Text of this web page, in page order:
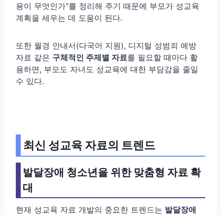
용이 무엇인가"를 정리해 주기 때문에 부모가 성교육
계획을 세우는 데 도움이 된다.
또한 월경 안내서(다국어 지원), 디지털 성범죄 예방
자료 같은 구체적인 주제별 자료를 필요할 때마다 활
용하면, 부모도 자녀도 성교육에 대한 부담감을 줄일
수 있다.
최신 성교육 자료의 트렌드
발달장애 청소년을 위한 맞춤형 자료 확
대
현재 성교육 자료 개발의 중요한 트렌드는 발달장애